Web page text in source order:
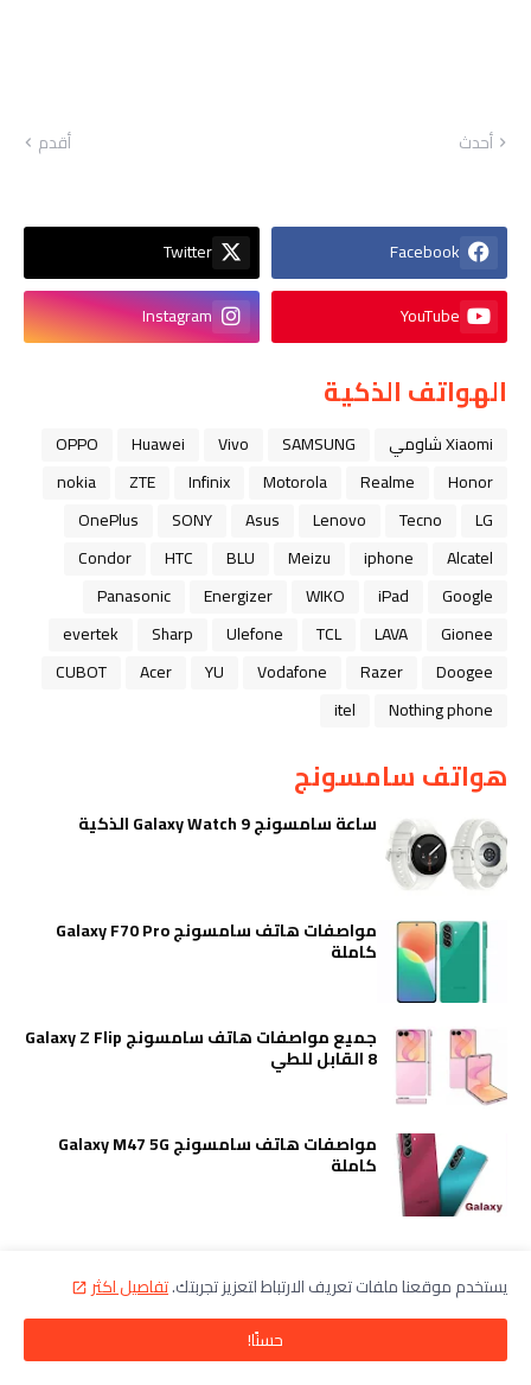
أحدث أقدم
Facebook
Twitter
YouTube
Instagram
الهواتف الذكية
Xiaomi شاومي SAMSUNG
Vivo
Huawei
OPPO
Honor
Realme
Motorola
Infinix
ZTE
nokia
LG
Tecno
Lenovo
Asus
SONY
OnePlus
Alcatel
iphone
Meizu
BLU
HTC
Condor
Google
iPad
WIKO
Energizer
Panasonic
Gionee
LAVA
TCL
Ulefone
Sharp
evertek
Doogee
Razer
Vodafone
YU
Acer
CUBOT
Nothing phone
itel
هواتف سامسونج
ساعة سامسونج Galaxy Watch 9 الذكية
مواصفات هاتف سامسونج Galaxy F70 Pro
كاملة
جميع مواصفات هاتف سامسونج Galaxy Z Flip
8 القابل للطي
مواصفات هاتف سامسونج Galaxy M47 5G
كاملة
مواصفات هاتف iPhone 17e كاملا
يستخدم موقعنا ملفات تعريف الارتباط لتعزيز تجربتك.تفاصيل اكثر
حسنًا!